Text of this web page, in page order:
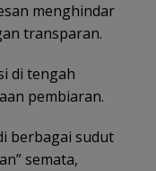
menghindar
transparan.
di tengah
pembiaran.
berbagai sudut
semata,